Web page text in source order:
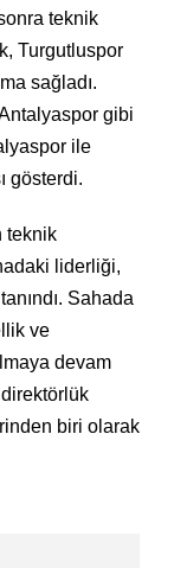
teknik
Turgutluspor
sağladı.
gibi
ile
gösterdi.
teknik
liderliği,
Sahada
ve
devam
biri olarak